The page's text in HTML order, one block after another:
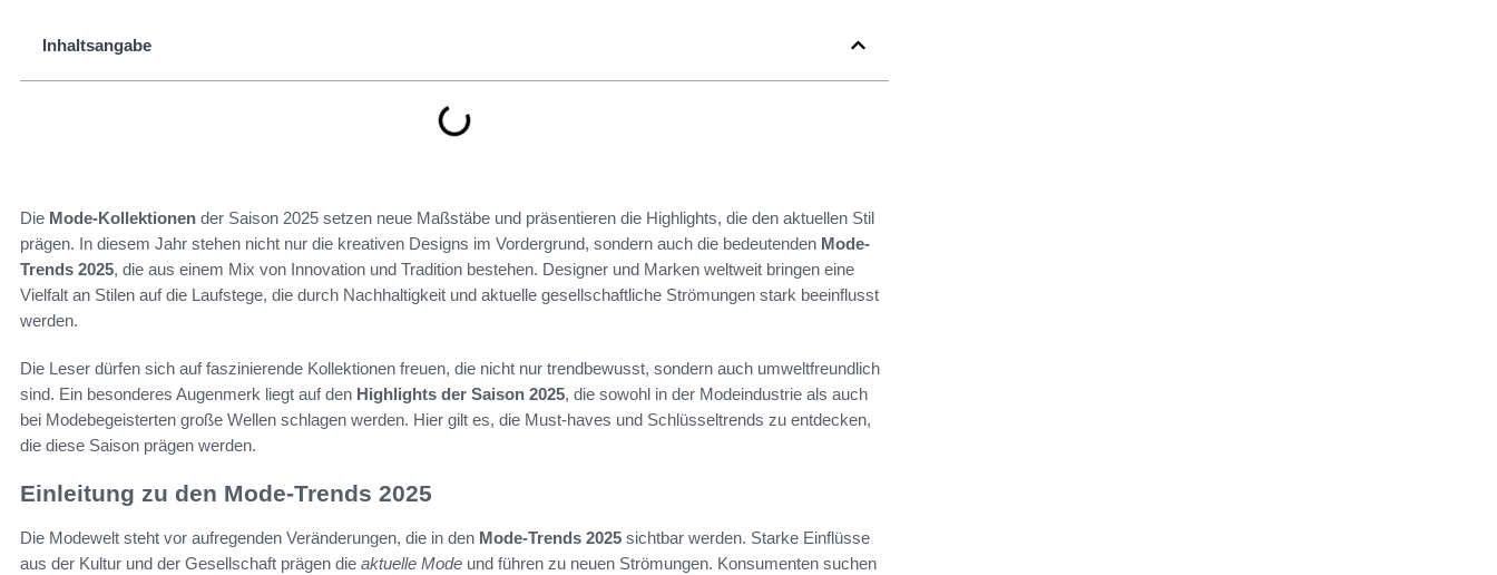
Inhaltsangabe
Die Mode-Kollektionen der Saison 2025 setzen neue Maßstäbe und präsentieren die Highlights, die den aktuellen Stil
prägen. In diesem Jahr stehen nicht nur die kreativen Designs im Vordergrund, sondern auch die bedeutenden Mode-
Trends 2025, die aus einem Mix von Innovation und Tradition bestehen. Designer und Marken weltweit bringen eine
Vielfalt an Stilen auf die Laufstege, die durch Nachhaltigkeit und aktuelle gesellschaftliche Strömungen stark beeinflusst
werden.
Die Leser dürfen sich auf faszinierende Kollektionen freuen, die nicht nur trendbewusst, sondern auch umweltfreundlich
sind. Ein besonderes Augenmerk liegt auf den Highlights der Saison 2025, die sowohl in der Modeindustrie als auch
bei Modebegeisterten große Wellen schlagen werden. Hier gilt es, die Must-haves und Schlüsseltrends zu entdecken,
die diese Saison prägen werden.
Einleitung zu den Mode-Trends 2025
Die Modewelt steht vor aufregenden Veränderungen, die in den Mode-Trends 2025 sichtbar werden. Starke Einflüsse
aus der Kultur und der Gesellschaft prägen die aktuelle Mode und führen zu neuen Strömungen. Konsumenten suchen